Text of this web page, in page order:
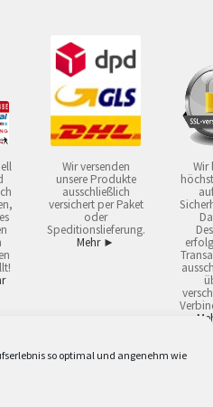
so optimal und angenehm wie
Wir versenden
unsere Produkte
ausschließlich
versichert per Paket
oder
Speditionslieferung.
Mehr ►
Wir
Inseln ausgenommen. Unsere